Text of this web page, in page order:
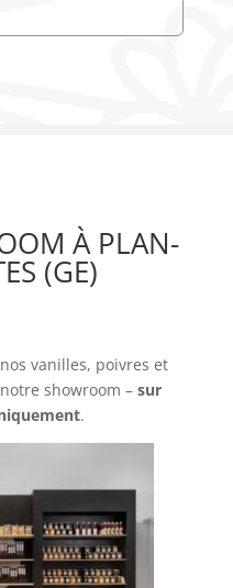
À PLAN-
(GE)
vanilles, poivres et
showroom –sur
.